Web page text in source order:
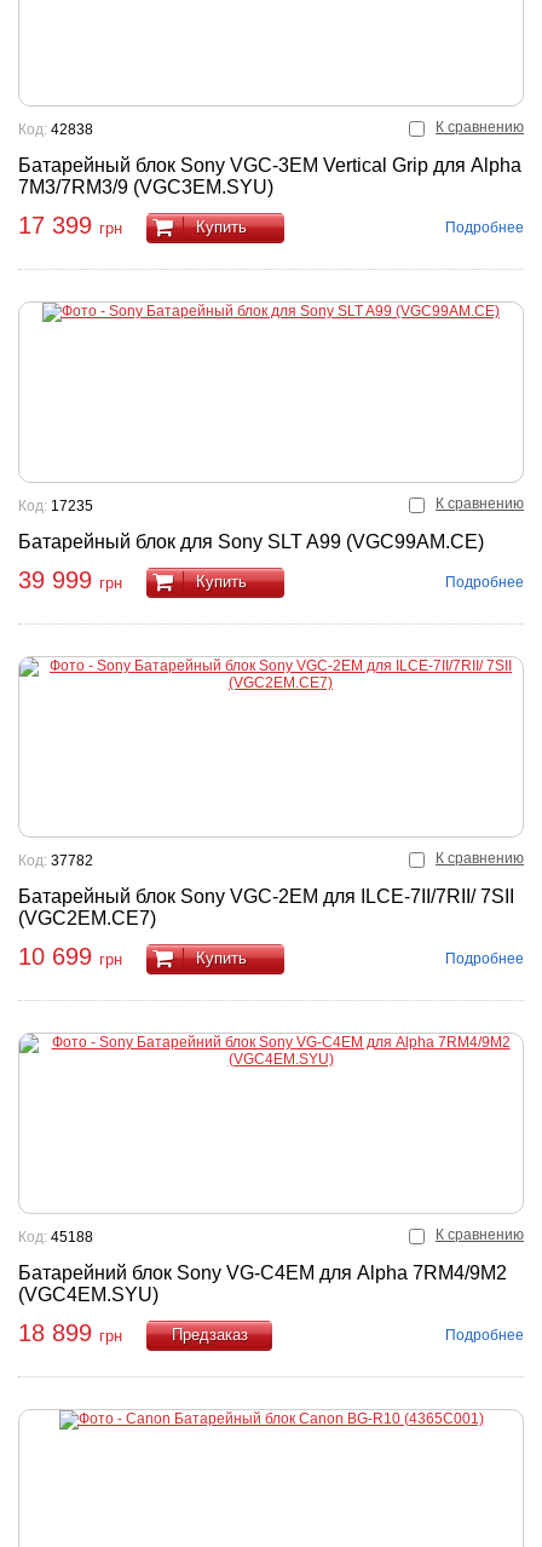
К сравнению
Батарейный блок Sony VGC-3EM Vertical Grip для Alpha
7M3/7RM3/9 (VGC3EM.SYU)
Код: 42838
17 399 грн Купить Подробнее
К сравнению
Батарейный блок для Sony SLT A99 (VGC99AM.CE)
Код: 17235
39 999 грн Купить Подробнее
К сравнению
Батарейный блок Sony VGC-2EM для ILCE-7II/7RII/ 7SII
(VGC2EM.CE7)
Код: 37782
10 699 грн Купить Подробнее
К сравнению
Батарейний блок Sony VG-C4EM для Alpha 7RM4/9M2
(VGC4EM.SYU)
Код: 45188
18 899 грн
Подробнее